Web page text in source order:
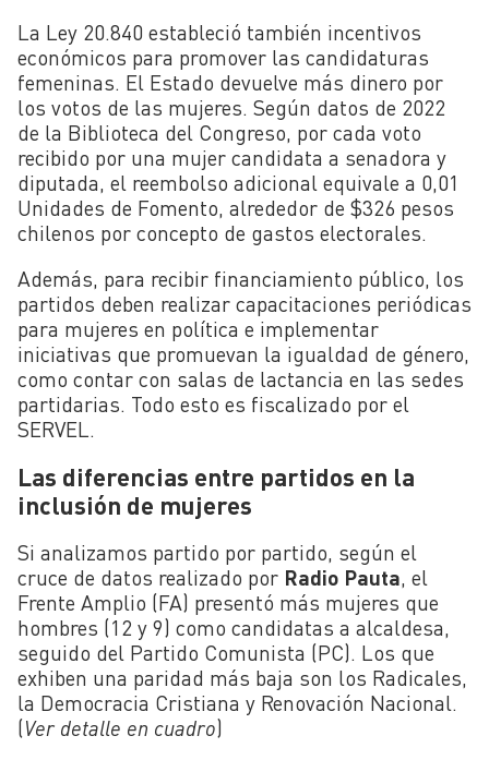
La Ley 20.840 estableció también incentivos
económicos para promover las candidaturas
femeninas. El Estado devuelve más dinero por
los votos de las mujeres. Según datos de 2022
de la Biblioteca del Congreso, por cada voto
recibido por una mujer candidata a senadora y
diputada, el reembolso adicional equivale a 0,01
Unidades de Fomento, alrededor de $326 pesos
chilenos por concepto de gastos electorales.
Además, para recibir financiamiento público, los
partidos deben realizar capacitaciones periódicas
para mujeres en política e implementar
iniciativas que promuevan la igualdad de género,
como contar con salas de lactancia en las sedes
partidarias. Todo esto es fiscalizado por el
SERVEL.
Las diferencias entre partidos en la
inclusión de mujeres
Si analizamos partido por partido, según el
cruce de datos realizado por Radio Pauta, el
Frente Amplio (FA) presentó más mujeres que
hombres (12 y 9) como candidatas a alcaldesa,
seguido del Partido Comunista (PC). Los que
exhiben una paridad más baja son los Radicales,
la Democracia Cristiana y Renovación Nacional.
(Ver detalle en cuadro)